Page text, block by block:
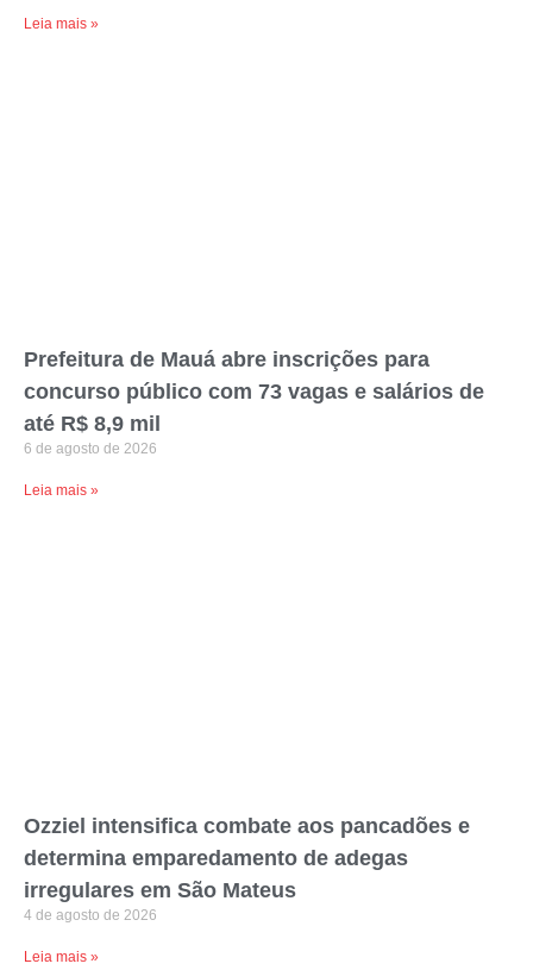
Leia mais »
Prefeitura de Mauá abre inscrições para
concurso público com 73 vagas e salários de
até R$ 8,9 mil
6 de agosto de 2026
Leia mais »
Ozziel intensifica combate aos pancadões e
determina emparedamento de adegas
irregulares em São Mateus
4 de agosto de 2026
Leia mais »